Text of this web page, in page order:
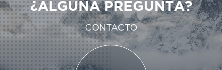
¿ALGUNA PREGUNTA?
CONTACTO